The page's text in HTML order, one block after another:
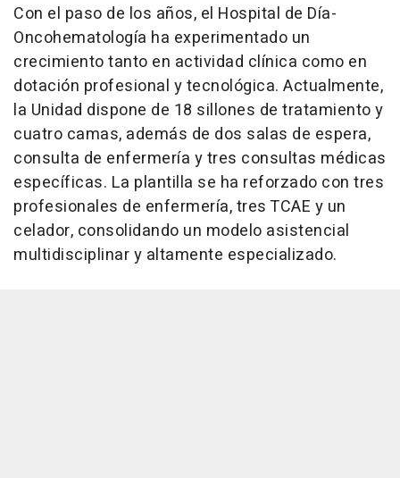
Con el paso de los años, el Hospital de Día-
Oncohematología ha experimentado un
crecimiento tanto en actividad clínica como en
dotación profesional y tecnológica. Actualmente,
la Unidad dispone de 18 sillones de tratamiento y
cuatro camas, además de dos salas de espera,
consulta de enfermería y tres consultas médicas
específicas. La plantilla se ha reforzado con tres
profesionales de enfermería, tres TCAE y un
celador, consolidando un modelo asistencial
multidisciplinar y altamente especializado.